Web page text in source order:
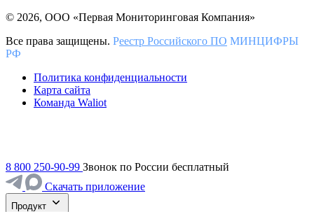
© 2026, ООО «Первая Мониторинговая Компания»
Все права защищены. Реестр Российского ПО МИНЦИФРЫ
РФ
Политика конфиденциальности
Карта сайта
Команда Waliot
8 800 250-90-99 Звонок по России бесплатный
Скачать приложение
Продукт